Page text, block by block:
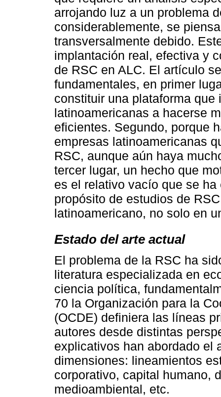
arrojando luz a un problema
considerablemente, se
transversalmente debido.
implantación real, efectiva y
de RSC en ALC. El artículo
fundamentales, en primer
constituir una plataforma
latinoamericanas a hacerse
eficientes. Segundo, porque
empresas latinoamericanas
RSC, aunque aún haya
tercer lugar, un hecho que
es el relativo vacío que se
propósito de estudios de
latinoamericano, no solo en
Estado del arte actual
El problema de la RSC ha
literatura especializada en
ciencia política,
70 la Organización para la
(OCDE) definiera las líneas
autores desde distintas
explicativos han abordado el
dimensiones: lineamientos
corporativo, capital humano,
medioambiental, etc.